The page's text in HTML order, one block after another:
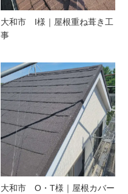
大和市 I様｜屋根重ね葺き工
事
大和市 O・T様｜屋根カバー